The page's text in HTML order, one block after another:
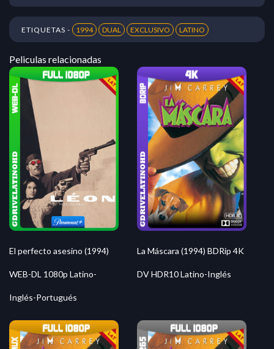
ETIQUETAS - 1994 DUAL EXCLUSIVO LATINO
Peliculas relacionadas
El perfecto asesino (1994)
WEB-DL 1080p Latino-
Inglés-Portugués
La Máscara (1994) BDRip 4K
DV HDR10 Latino-Inglés